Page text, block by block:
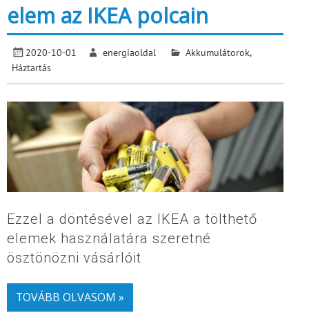
elem az IKEA polcain
2020-10-01 energiaoldal Akkumulátorok,
Háztartás
Ezzel a döntésével az IKEA a tölthető
elemek használatára szeretné
ösztönözni vásárlóit
TOVÁBB OLVASOM »